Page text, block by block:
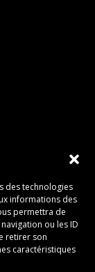
des technologies
informations des
permettra de
ou les ID
retirer son
caractéristiques